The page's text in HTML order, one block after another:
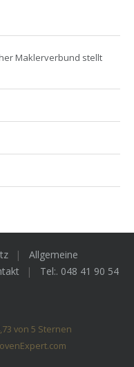
Maklerverbund stellt
Allgemeine
Tel:. 048 41 90 54
von 5 Sternen